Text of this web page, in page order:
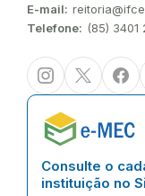
E-mail:
Telefone: (85) 3401
InstagramTwitter/X
Consulte o
instituição no